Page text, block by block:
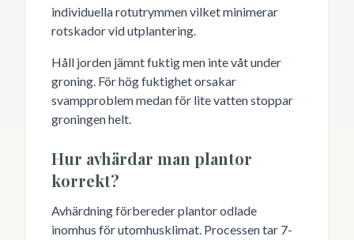
individuella rotutrymmen vilket minimerar
rotskador vid utplantering.
Håll jorden jämnt fuktig men inte våt under
groning. För hög fuktighet orsakar
svampproblem medan för lite vatten stoppar
groningen helt.
Hur avhärdar man plantor
korrekt?
Avhärdning förbereder plantor odlade
inomhus för utomhusklimat. Processen tar 7-